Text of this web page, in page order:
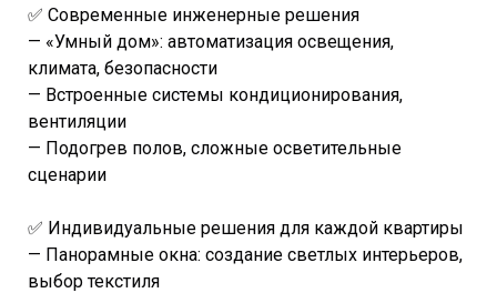
✅ Современные инженерные решения
— «Умный дом»: автоматизация освещения,
климата, безопасности
— Встроенные системы кондиционирования,
вентиляции
— Подогрев полов, сложные осветительные
сценарии
✅ Индивидуальные решения для каждой квартиры
— Панорамные окна: создание светлых интерьеров,
выбор текстиля